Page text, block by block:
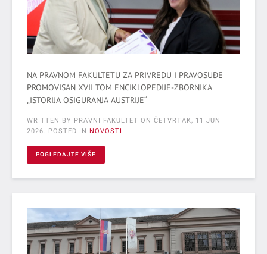
NA PRAVNOM FAKULTETU ZA PRIVREDU I PRAVOSUĐE
PROMOVISAN XVII TOM ENCIKLOPEDIJE-ZBORNIKA
„ISTORIJA OSIGURANJA AUSTRIJE“
WRITTEN BY PRAVNI FAKULTET ON ČETVRTAK, 11 JUN
2026. POSTED IN NOVOSTI
POGLEDAJTE VIŠE